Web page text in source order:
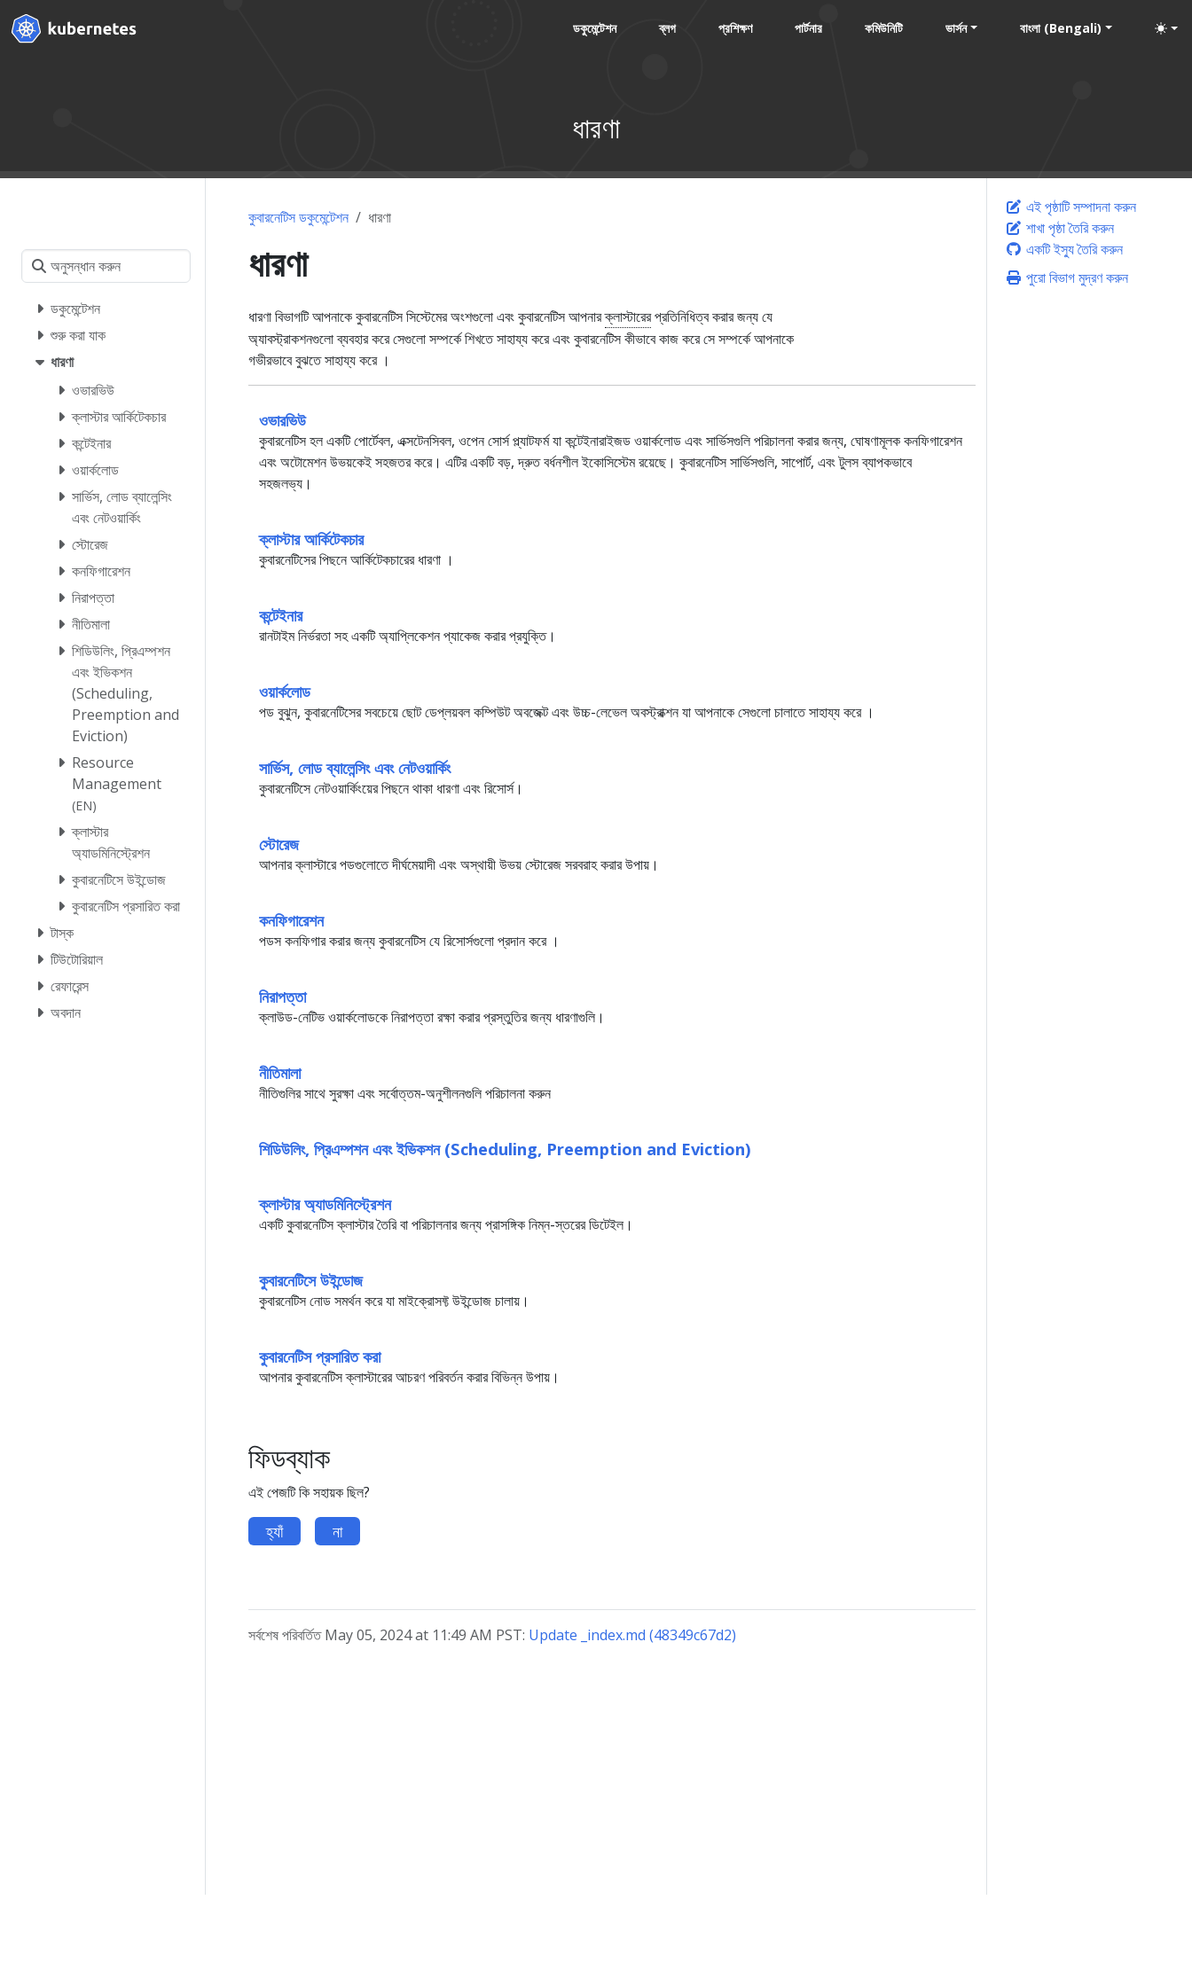
ডকুমেন্টেশন ব্লগ প্রশিক্ষণ পার্টনার কমিউনিটি ভার্সন বাংলা (Bengali)
ধারণা
ডকুমেন্টেশন
শুরু করা যাক
ধারণা
ওভারভিউ
ক্লাস্টার আর্কিটেকচার
কন্টেইনার
ওয়ার্কলোড
সার্ভিস, লোড ব্যালেন্সিং
এবং নেটওয়ার্কিং
স্টোরেজ
কনফিগারেশন
নিরাপত্তা
নীতিমালা
শিডিউলিং, প্রিএম্পশন
এবং ইভিকশন
(Scheduling,
Preemption and
Eviction)
Resource
Management
(EN)
ক্লাস্টার
অ্যাডমিনিস্ট্রেশন
কুবারনেটিসে উইন্ডোজ
কুবারনেটিস প্রসারিত করা
টাস্ক
টিউটোরিয়াল
রেফারেন্স
অবদান
এই পৃষ্ঠাটি সম্পাদনা করুন
শাখা পৃষ্ঠা তৈরি করুন
একটি ইস্যু তৈরি করুন
পুরো বিভাগ মুদ্রণ করুন
কুবারনেটিস ডকুমেন্টেশন ধারণা
ধারণা
ধারণা বিভাগটি আপনাকে কুবারনেটিস সিস্টেমের অংশগুলো এবং কুবারনেটিস আপনারক্লাস্টারেরপ্রতিনিধিত্ব করার জন্য যে
অ্যাবস্ট্রাকশনগুলো ব্যবহার করে সেগুলো সম্পর্কে শিখতে সাহায্য করে এবং কুবারনেটিস কীভাবে কাজ করে সে সম্পর্কে আপনাকে
গভীরভাবে বুঝতে সাহায্য করে ।
ওভারভিউ
কুবারনেটিস হল একটি পোর্টেবল, এক্সটেনসিবল, ওপেন সোর্স প্ল্যাটফর্ম যা কন্টেইনারাইজড ওয়ার্কলোড এবং সার্ভিসগুলি পরিচালনা করার জন্য, ঘোষণামূলক কনফিগারেশন
এবং অটোমেশন উভয়কেই সহজতর করে। এটির একটি বড়, দ্রুত বর্ধনশীল ইকোসিস্টেম রয়েছে। কুবারনেটিস সার্ভিসগুলি, সাপোর্ট, এবং টুলস ব্যাপকভাবে
সহজলভ্য।
ক্লাস্টার আর্কিটেকচার
কুবারনেটিসের পিছনে আর্কিটেকচারের ধারণা ।
কন্টেইনার
রানটাইম নির্ভরতা সহ একটি অ্যাপ্লিকেশন প্যাকেজ করার প্রযুক্তি।
ওয়ার্কলোড
পড বুঝুন, কুবারনেটিসের সবচেয়ে ছোট ডেপ্লয়বল কম্পিউট অবজেক্ট এবং উচ্চ-লেভেল অবস্ট্রাক্শন যা আপনাকে সেগুলো চালাতে সাহায্য করে ।
সার্ভিস, লোড ব্যালেন্সিং এবং নেটওয়ার্কিং
কুবারনেটিসে নেটওয়ার্কিংয়ের পিছনে থাকা ধারণা এবং রিসোর্স।
স্টোরেজ
আপনার ক্লাস্টারে পডগুলোতে দীর্ঘমেয়াদী এবং অস্থায়ী উভয় স্টোরেজ সরবরাহ করার উপায়।
কনফিগারেশন
পডস কনফিগার করার জন্য কুবারনেটিস যে রিসোর্সগুলো প্রদান করে ।
নিরাপত্তা
ক্লাউড-নেটিভ ওয়ার্কলোডকে নিরাপত্তা রক্ষা করার প্রস্তুতির জন্য ধারণাগুলি।
নীতিমালা
নীতিগুলির সাথে সুরক্ষা এবং সর্বোত্তম-অনুশীলনগুলি পরিচালনা করুন
শিডিউলিং, প্রিএম্পশন এবং ইভিকশন (Scheduling, Preemption and Eviction)
ক্লাস্টার অ্যাডমিনিস্ট্রেশন
একটি কুবারনেটিস ক্লাস্টার তৈরি বা পরিচালনার জন্য প্রাসঙ্গিক নিম্ন-স্তরের ডিটেইল।
কুবারনেটিসে উইন্ডোজ
কুবারনেটিস নোড সমর্থন করে যা মাইক্রোসফ্ট উইন্ডোজ চালায়।
কুবারনেটিস প্রসারিত করা
আপনার কুবারনেটিস ক্লাস্টারের আচরণ পরিবর্তন করার বিভিন্ন উপায়।
ফিডব্যাক
এই পেজটি কি সহায়ক ছিল?
হ্যাঁ না
সর্বশেষ পরিবর্তিত May 05, 2024 at 11:49 AM PST: Update _index.md (48349c67d2)